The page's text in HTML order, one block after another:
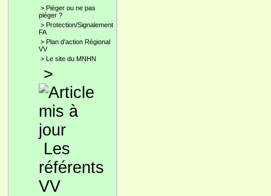
> Pièger ou ne pas
piéger ?
> Protection/Signalement
FA
> Plan d'action Régional
VV
> Le site du MNHN
>
Les
référents
VV